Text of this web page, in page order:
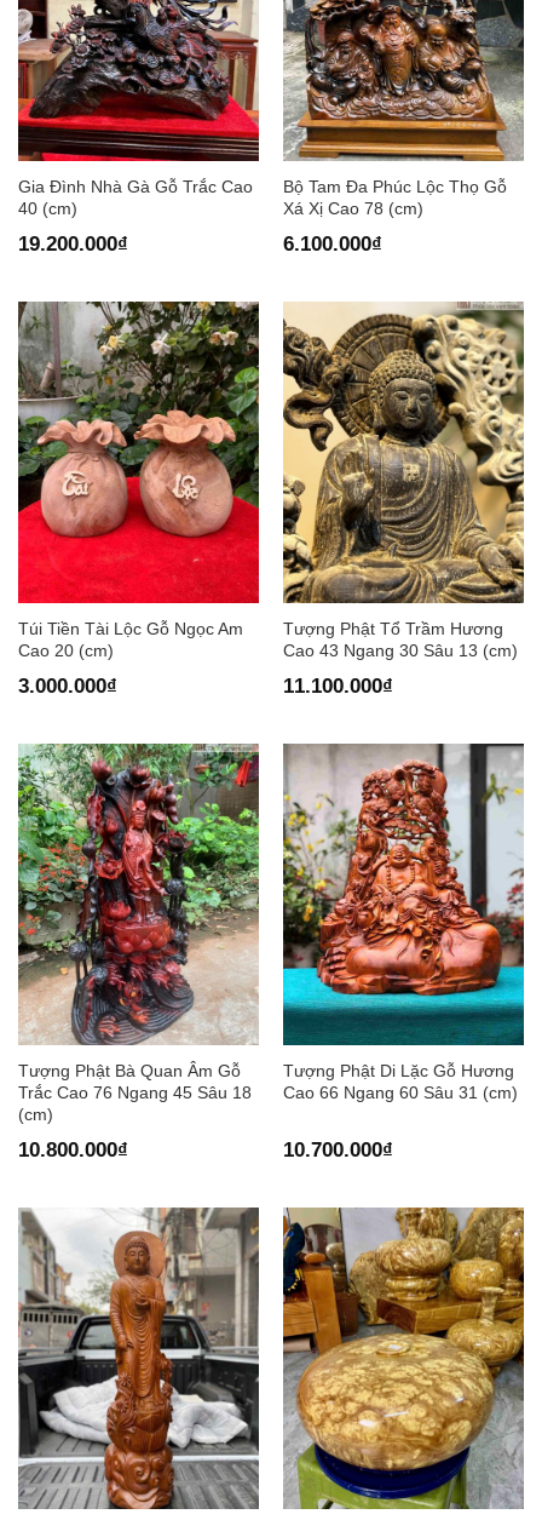
Gia Đình Nhà Gà Gỗ Trắc Cao
40 (cm)
19.200.000₫
Bộ Tam Đa Phúc Lộc Thọ Gỗ
Xá Xị Cao 78 (cm)
6.100.000₫
Túi Tiền Tài Lộc Gỗ Ngọc Am
Cao 20 (cm)
3.000.000₫
Tượng Phật Tổ Trầm Hương
Cao 43 Ngang 30 Sâu 13 (cm)
11.100.000₫
Tượng Phật Bà Quan Âm Gỗ
Trắc Cao 76 Ngang 45 Sâu 18
(cm)
10.800.000₫
Tượng Phật Di Lặc Gỗ Hương
Cao 66 Ngang 60 Sâu 31 (cm)
10.700.000₫